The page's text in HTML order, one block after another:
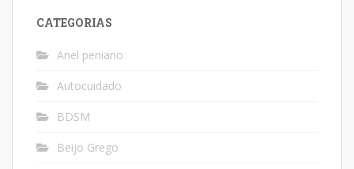
CATEGORIAS
Anel peniano
Autocuidado
BDSM
Beijo Grego